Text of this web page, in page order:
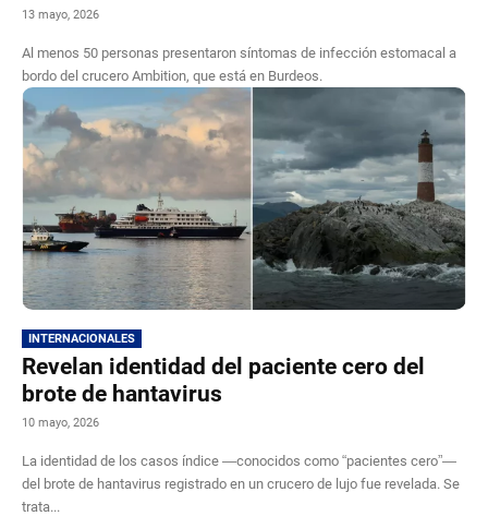
13 mayo, 2026
Al menos 50 personas presentaron síntomas de infección estomacal a
bordo del crucero Ambition, que está en Burdeos.
INTERNACIONALES
Revelan identidad del paciente cero del
brote de hantavirus
10 mayo, 2026
La identidad de los casos índice —conocidos como “pacientes cero”—
del brote de hantavirus registrado en un crucero de lujo fue revelada. Se
trata...